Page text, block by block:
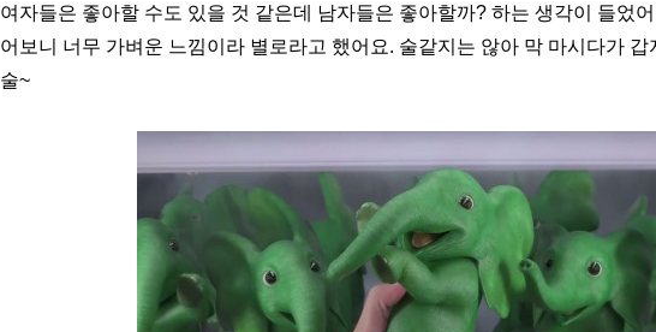
여자들은 좋아할 수도 있을 것 같은데 남자들은 좋아할까? 하는 생각이 들었
어보니 너무 가벼운 느낌이라 별로라고 했어요. 술같지는 않아 막 마시다가 갑
술~